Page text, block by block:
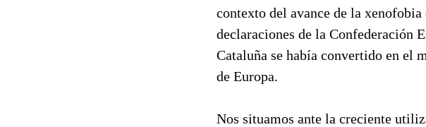
contexto del avance de la
declaraciones de la Confederación
Cataluña se había convertido en
de Europa.
Nos situamos ante la creciente